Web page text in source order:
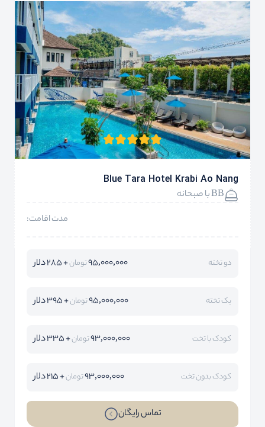
Blue Tara Hotel Krabi Ao Nang
BB با صبحانه
مدت اقامت:
دو تخته 95,000,000تومان+ 285 دلار
یک تخته 95,000,000تومان+ 395 دلار
کودک با تخت 93,000,000تومان+ 335 دلار
کودک بدون تخت 93,000,000تومان+ 215 دلار
تماس رایگان